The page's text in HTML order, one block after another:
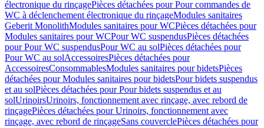
électronique du rinçagePièces détachées pour Pour commandes de
WC à déclenchement électronique du rinçageModules sanitaires
Geberit MonolithModules sanitaires pour WCPièces détachées pour
Modules sanitaires pour WCPour WC suspendusPièces détachées
pour Pour WC suspendusPour WC au solPièces détachées pour
Pour WC au solAccessoiresPièces détachées pour
AccessoiresConsommablesModules sanitaires pour bidetsPièces
détachées pour Modules sanitaires pour bidetsPour bidets suspendus
et au solPièces détachées pour Pour bidets suspendus et au
solUrinoirsUrinoirs, fonctionnement avec rinçage, avec rebord de
rinçagePièces détachées pour Urinoirs, fonctionnement avec
rinçage, avec rebord de rinçageSans couverclePièces détachées pour